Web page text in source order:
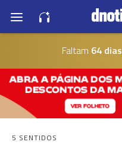
Faltam 64 dias
5 SENTIDOS